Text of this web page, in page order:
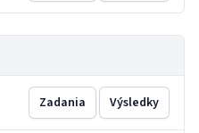
Zadania Výsledky